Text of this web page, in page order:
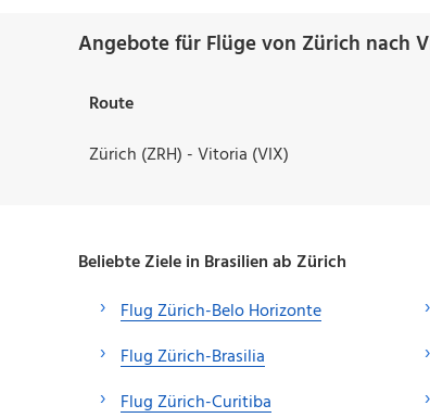
Angebote für Flüge von Zürich nach
Route
Zürich (ZRH) - Vitoria (VIX)
Beliebte Ziele in Brasilien ab Zürich
Flug Zürich-Belo Horizonte
Flug Zürich-Brasilia
Flug Zürich-Curitiba